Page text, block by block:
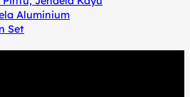
Aluminium
Set